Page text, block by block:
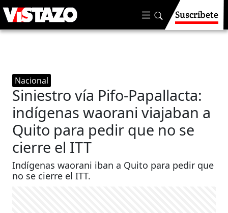
Suscríbete
Nacional
Siniestro vía Pifo-Papallacta:
indígenas waorani viajaban a
Quito para pedir que no se
cierre el ITT
Indígenas waorani iban a Quito para pedir que
no se cierre el ITT.